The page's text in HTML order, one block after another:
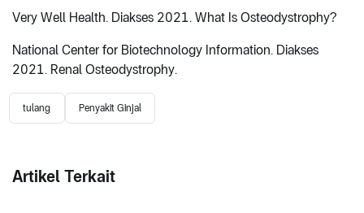
Very Well Health. Diakses 2021. What Is Osteodystrophy?
National Center for Biotechnology Information. Diakses
2021. Renal Osteodystrophy.
tulang Penyakit Ginjal
Artikel Terkait